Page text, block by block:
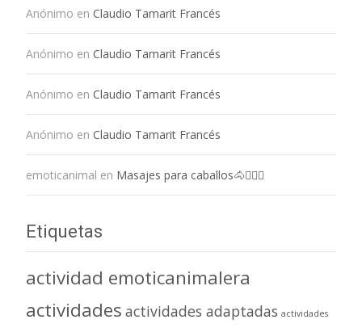
Anónimo en Claudio Tamarit Francés
Anónimo en Claudio Tamarit Francés
Anónimo en Claudio Tamarit Francés
Anónimo en Claudio Tamarit Francés
emoticanimal en Masajes para caballos🐴💆🏻‍♀️
Etiquetas
actividad emoticanimalera
actividades actividades adaptadas actividades